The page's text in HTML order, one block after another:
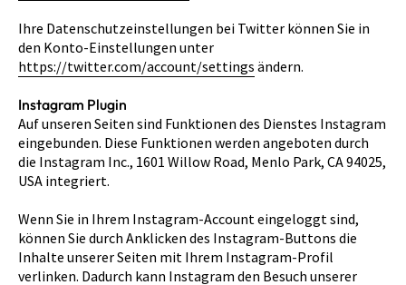
Ihre Datenschutzeinstellungen bei Twitter können Sie in
den Konto-Einstellungen unter
https://twitter.com/account/settings ändern.
Instagram Plugin
Auf unseren Seiten sind Funktionen des Dienstes Instagram
eingebunden. Diese Funktionen werden angeboten durch
die Instagram Inc., 1601 Willow Road, Menlo Park, CA 94025,
USA integriert.
Wenn Sie in Ihrem Instagram-Account eingeloggt sind,
können Sie durch Anklicken des Instagram-Buttons die
Inhalte unserer Seiten mit Ihrem Instagram-Profil
verlinken. Dadurch kann Instagram den Besuch unserer